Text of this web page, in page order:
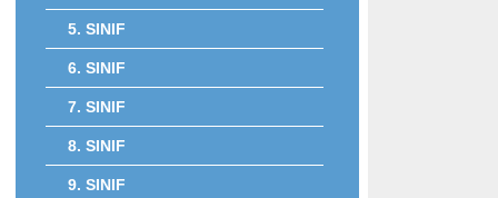
5. SINIF
6. SINIF
7. SINIF
8. SINIF
9. SINIF